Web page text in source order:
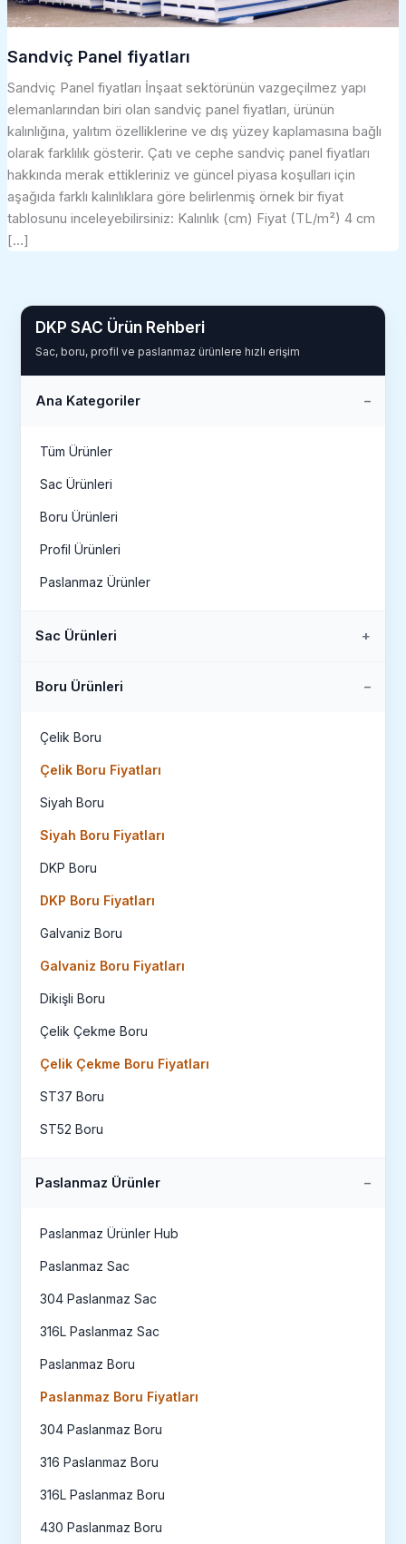
Sandviç Panel fiyatları
Sandviç Panel fiyatları İnşaat sektörünün vazgeçilmez yapı
elemanlarından biri olan sandviç panel fiyatları, ürünün
kalınlığına, yalıtım özelliklerine ve dış yüzey kaplamasına bağlı
olarak farklılık gösterir. Çatı ve cephe sandviç panel fiyatları
hakkında merak ettikleriniz ve güncel piyasa koşulları için
aşağıda farklı kalınlıklara göre belirlenmiş örnek bir fiyat
tablosunu inceleyebilirsiniz: Kalınlık (cm) Fiyat (TL/m²) 4 cm
[…]
DKP SAC Ürün Rehberi
Sac, boru, profil ve paslanmaz ürünlere hızlı erişim
Ana Kategoriler
Tüm Ürünler
Sac Ürünleri
Boru Ürünleri
Profil Ürünleri
Paslanmaz Ürünler
Sac Ürünleri
Boru Ürünleri
Çelik Boru
Çelik Boru Fiyatları
Siyah Boru
Siyah Boru Fiyatları
DKP Boru
DKP Boru Fiyatları
Galvaniz Boru
Galvaniz Boru Fiyatları
Dikişli Boru
Çelik Çekme Boru
Çelik Çekme Boru Fiyatları
ST37 Boru
ST52 Boru
Paslanmaz Ürünler
Paslanmaz Ürünler Hub
Paslanmaz Sac
304 Paslanmaz Sac
316L Paslanmaz Sac
Paslanmaz Boru
Paslanmaz Boru Fiyatları
304 Paslanmaz Boru
316 Paslanmaz Boru
316L Paslanmaz Boru
430 Paslanmaz Boru